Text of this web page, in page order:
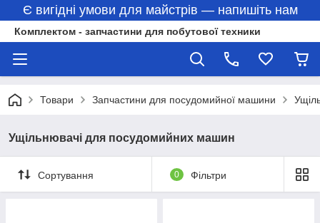
Є вигідні умови для майстрів — напишіть нам
Комплектом - запчастини для побутової техники
Товари Запчастини для посудомийної машини
Ущільнювачі для посудомийних машин
Сортування 0 Фільтри